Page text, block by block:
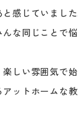
感じていました
な同じことで
しい雰囲気で始
ットホームな教